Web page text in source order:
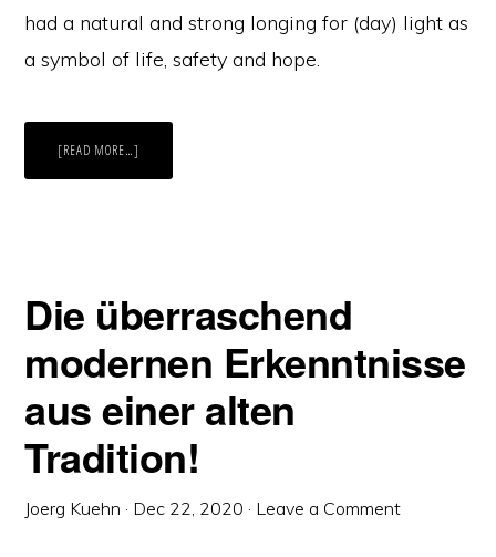
had a natural and strong longing for (day) light as
a symbol of life, safety and hope.
[READ MORE…]
SURPRISING
Die überraschend
modernen Erkenntnisse
aus einer alten
Tradition!
Joerg Kuehn · Dec 22, 2020 · Leave a Comment